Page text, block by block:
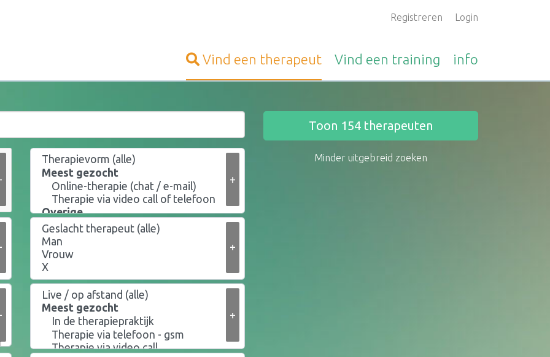
Registreren Login
Vind een therapeut Vind een training info
+
+
+
Toon 154 therapeuten
Minder uitgebreid zoeken